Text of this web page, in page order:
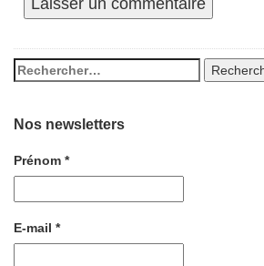
Nos newsletters
Prénom *
E-mail *